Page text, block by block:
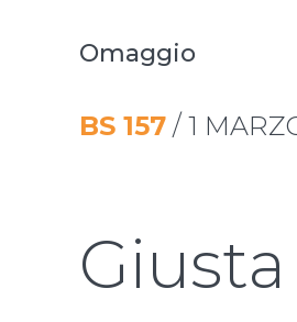
Omaggio
BS 157 / 1